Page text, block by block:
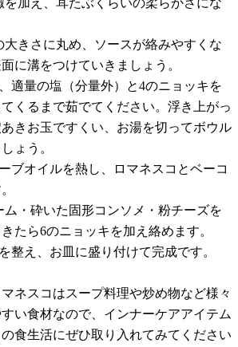
大きさに丸め、ソースが絡みやすくな
に溝をつけていきましょう。
適量の塩（分量外）と4のニョッキを
くるまで茹でてください。浮き上がっ
きお玉ですくい、お湯を切ってボウル
ょう。
ブオイルを熱し、ロマネスコとベーコ
ム・砕いた固形コンソメ・粉チーズを
たら6のニョッキを加え絡めます。
整え、お皿に盛り付けて完成です。
ネスコはスープ料理や炒め物など様々
い食材なので、インナーケアアイテム
食生活にぜひ取り入れてみてください